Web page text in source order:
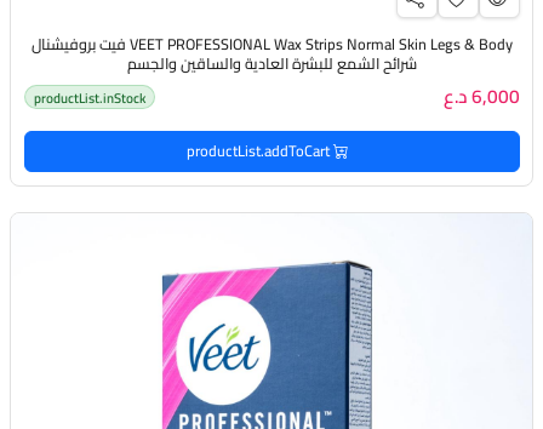
VEET PROFESSIONAL Wax Strips Normal Skin Legs & Body فيت بروفيشنال
شرائح الشمع للبشرة العادية والساقين والجسم
6,000 د.ع productList.inStock
productList.addToCart